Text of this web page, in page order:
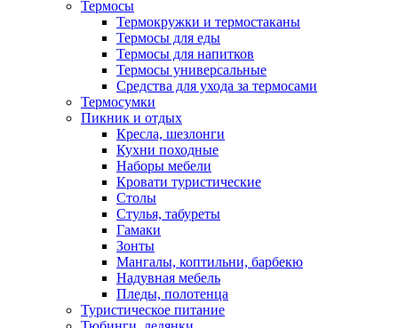
Термосы
Термокружки и термостаканы
Термосы для еды
Термосы для напитков
Термосы универсальные
Средства для ухода за термосами
Термосумки
Пикник и отдых
Кресла, шезлонги
Кухни походные
Наборы мебели
Кровати туристические
Столы
Стулья, табуреты
Гамаки
Зонты
Мангалы, коптильни, барбекю
Надувная мебель
Пледы, полотенца
Туристическое питание